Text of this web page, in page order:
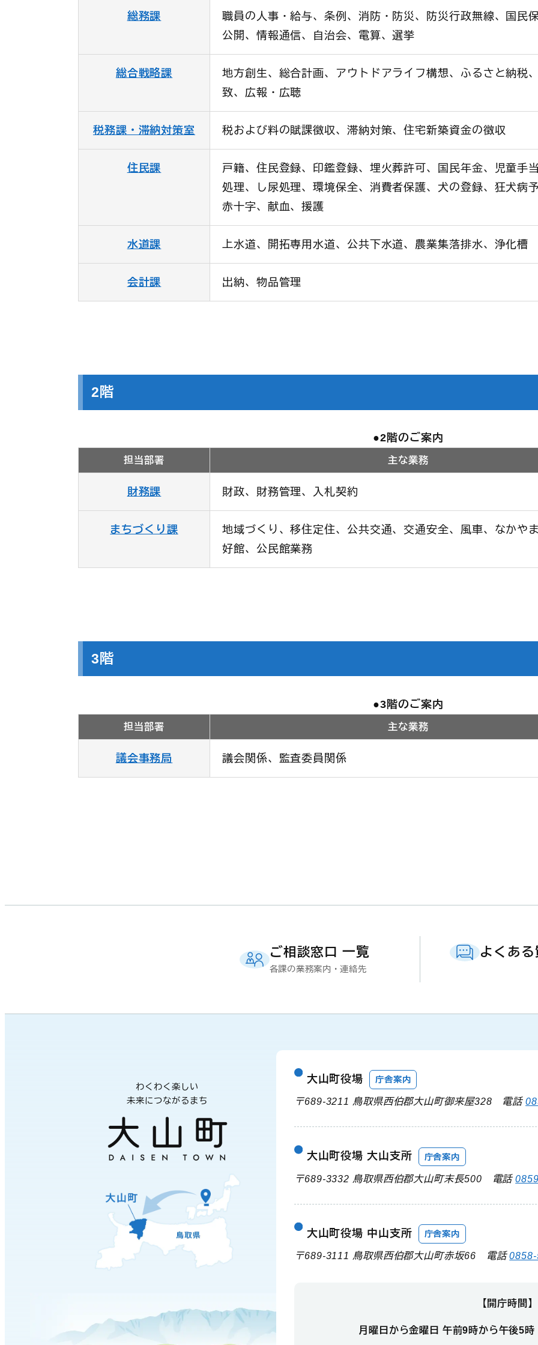
総務課
職員の人事・給与、条例、消防・防災、防災行政無線、国民
公開、情報通信、自治会、電算、選挙
総合戦略課
地方創生、総合計画、アウトドアライフ構想、ふるさと納税
致、広報・広聴
税務課・滞納対策室 税および料の賦課徴収、滞納対策、住宅新築資金の徴収
住民課
戸籍、住民登録、印鑑登録、埋火葬許可、国民年金、児童手
処理、し尿処理、環境保全、消費者保護、犬の登録、狂犬病
赤十字、献血、援護
水道課 上水道、開拓専用水道、公共下水道、農業集落排水、浄化槽
会計課 出納、物品管理
2階
2階のご案内
担当部署 主な業務
財務課 財政、財務管理、入札契約
まちづくり課
地域づくり、移住定住、公共交通、交通安全、風車、なかや
好館、公民館業務
3階
3階のご案内
担当部署 主な業務
議会事務局 議会関係、監査委員関係
ご相談窓口 一覧
各課の業務案内・連絡先
よくあ
わくわく楽しい
未来につながるまち
大山町役場 庁舎案内
〒689-3211 鳥取県西伯郡大山町御来屋328 電話
大山町役場 大山支所 庁舎案内
〒689-3332 鳥取県西伯郡大山町末長500 電話
大山町役場 中山支所 庁舎案内
〒689-3111 鳥取県西伯郡大山町赤坂66 電話
【開庁時間】
月曜日から金曜日 午前9時から午後5時